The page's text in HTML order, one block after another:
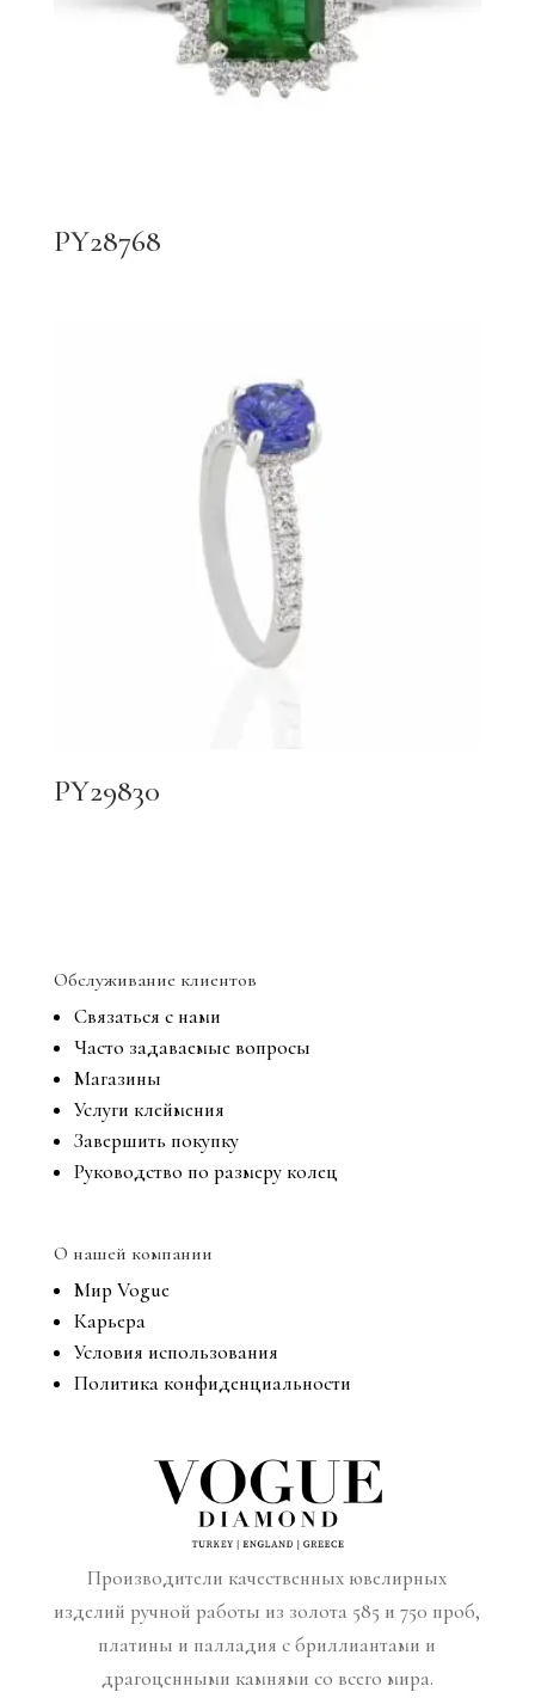
PY28768
PY29830
Обслуживание клиентов
Связаться с нами
Часто задаваемые вопросы
Магазины
Услуги клеймения
Завершить покупку
Руководство по размеру колец
О нашей компании
Мир Vogue
Карьера
Условия использования
Политика конфиденциальности
Производители качественных ювелирных
изделий ручной работы из золота 585 и 750 проб,
платины и палладия с бриллиантами и
драгоценными камнями со всего мира.